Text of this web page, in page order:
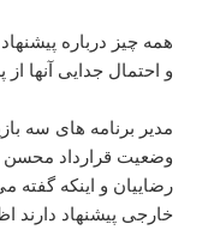
همه چیز درباره
و احتمال جدایی آنها
مدیر برنامه های سه
وضعیت قرارداد محسن
رضاییان و اینکه گفته
خارجی پیشنهاد